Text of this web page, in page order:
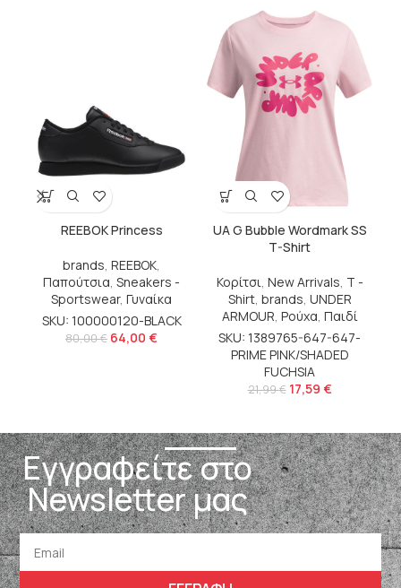
REEBOK Princess
brands, REEBOK,
Παπούτσια, Sneakers -
Sportswear, Γυναίκα
SKU: 100000120-BLACK
80,00€ 64,00 €
UA G Bubble Wordmark SS
T-Shirt
Κορίτσι, New Arrivals, T -
Shirt, brands, UNDER
ARMOUR, Ρούχα, Παιδί
SKU: 1389765-647-647-
PRIME PINK/SHADED
FUCHSIA
21,99€ 17,59 €
Εγγραφείτε στο
Newsletter μας